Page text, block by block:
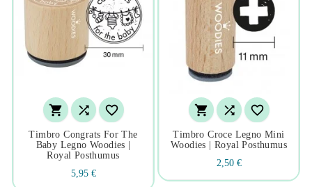
  
Timbro Congrats For The
Baby Legno Woodies |
Royal Posthumus
5,95 €
  
Timbro Croce Legno Mini
Woodies | Royal Posthumus
2,50 €